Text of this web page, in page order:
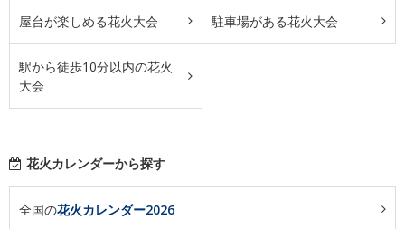
屋台が楽しめる花火大会 駐車場がある花火大会
駅から徒歩10分以内の花火
大会
花火カレンダーから探す
全国の花火カレンダー2026